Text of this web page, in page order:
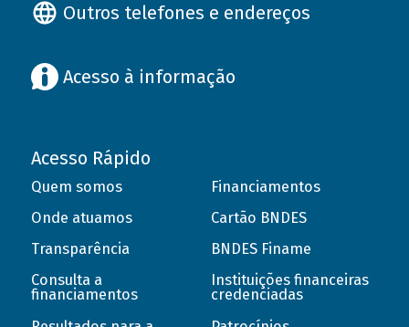
Outros telefones e endereços
Acesso à informação
Acesso Rápido
Quem somos
Onde atuamos
Transparência
Consulta a
financiamentos
Financiamentos
Cartão BNDES
BNDES Finame
Instituições financeiras
credenciadas